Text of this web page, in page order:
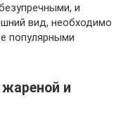
и
вид, необходимо
популярными
и